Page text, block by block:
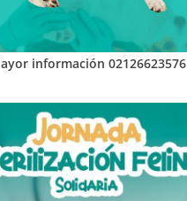
información 02126623576